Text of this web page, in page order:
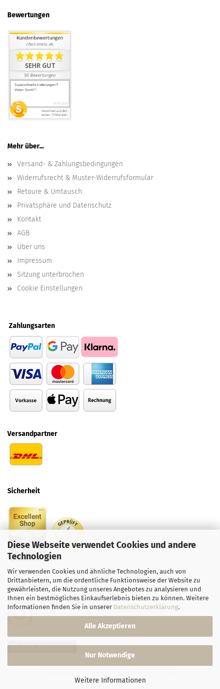
Diese Webseite verwendet Cookies und andere
Technologien
Wir verwenden Cookies und ähnliche Technologien, auch von
Drittanbietern, um die ordentliche Funktionsweise der Website zu
gewährleisten, die Nutzung unseres Angebotes zu analysieren und
Ihnen ein bestmögliches Einkaufserlebnis bieten zu können. Weitere
Informationen finden Sie in unserer Datenschutzerklärung.
Alle Akzeptieren
Nur Notwendige
Weitere Informationen
Bewertungen
Mehr über...
Versand- & Zahlungsbedingungen
Widerrufsrecht & Muster-Widerrufsformular
Retoure & Umtausch
Privatsphäre und Datenschutz
Kontakt
AGB
Über uns
Impressum
Sitzung unterbrochen
Cookie Einstellungen
Zahlungsarten
Versandpartner
Sicherheit
Social Media
Vertrag widerrufen